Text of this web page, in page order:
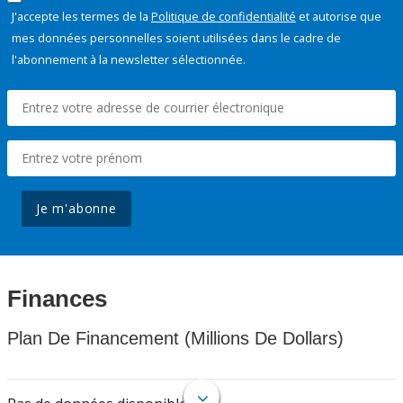
J'accepte les termes de la Politique de confidentialité et autorise que
mes données personnelles soient utilisées dans le cadre de
l'abonnement à la newsletter sélectionnée.
Je m'abonne
Finances
Plan De Financement (Millions De Dollars)